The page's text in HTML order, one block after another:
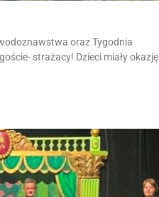
oraz Tygodnia
strażacy! Dzieci miały okazję